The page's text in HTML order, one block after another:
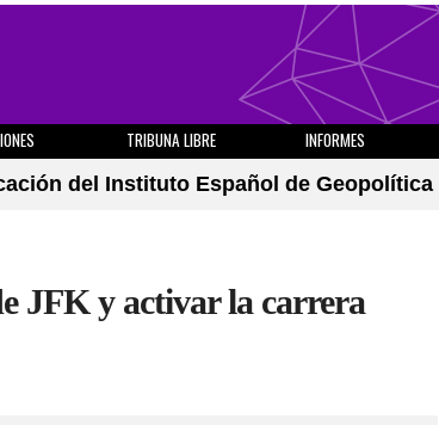
TRIBUNA LIBRE INFORMES
del Instituto Español de Geopolítica
JFK y activar la carrera